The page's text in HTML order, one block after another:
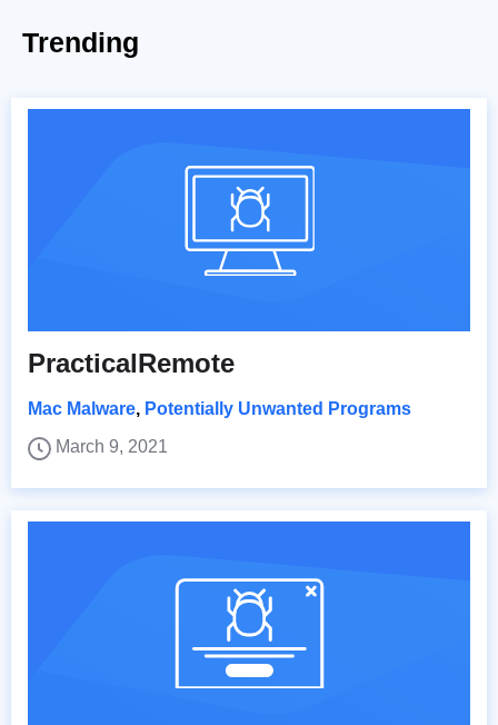
Trending
PracticalRemote
Mac Malware, Potentially Unwanted Programs
March 9, 2021